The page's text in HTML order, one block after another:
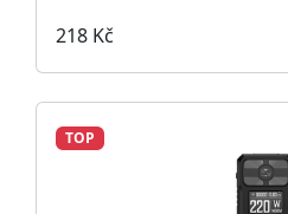
218 Kč
TOP